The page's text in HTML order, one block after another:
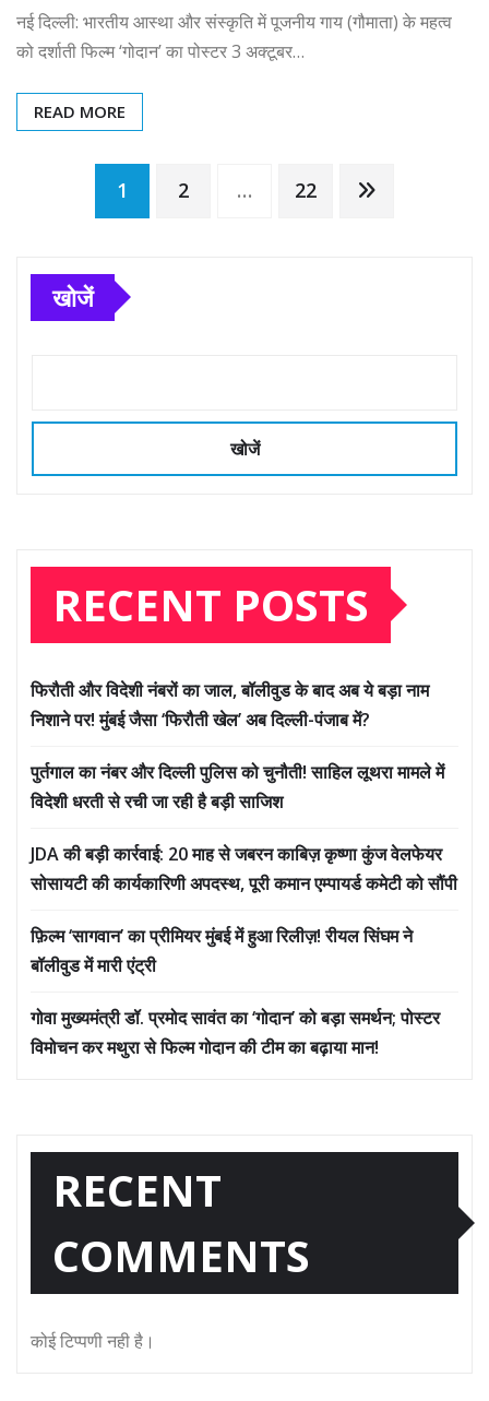
नई दिल्ली: भारतीय आस्था और संस्कृति में पूजनीय गाय (गौमाता) के महत्व
को दर्शाती फिल्म ‘गोदान’ का पोस्टर 3 अक्टूबर…
READ MORE
Posts
pagination
1 2 … 22
खोजें
खोजें
RECENT POSTS
फिरौती और विदेशी नंबरों का जाल, बॉलीवुड के बाद अब ये बड़ा नाम
निशाने पर! मुंबई जैसा ‘फिरौती खेल’ अब दिल्ली-पंजाब में?
पुर्तगाल का नंबर और दिल्ली पुलिस को चुनौती! साहिल लूथरा मामले में
विदेशी धरती से रची जा रही है बड़ी साजिश
JDA की बड़ी कार्रवाई: 20 माह से जबरन काबिज़ कृष्णा कुंज वेलफेयर
सोसायटी की कार्यकारिणी अपदस्थ, पूरी कमान एम्पायर्ड कमेटी को सौंपी
फ़िल्म ‘सागवान’ का प्रीमियर मुंबई में हुआ रिलीज़! रीयल सिंघम ने
बॉलीवुड में मारी एंट्री
गोवा मुख्यमंत्री डॉ. प्रमोद सावंत का ‘गोदान’ को बड़ा समर्थन; पोस्टर
विमोचन कर मथुरा से फिल्म गोदान की टीम का बढ़ाया मान!
RECENT
COMMENTS
कोई टिप्पणी नही है।